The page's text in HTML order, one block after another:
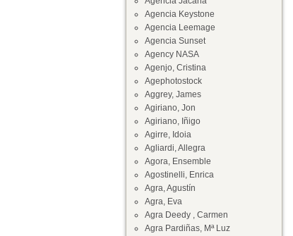
Agencia Keystone
Agencia Leemage
Agencia Sunset
Agency NASA
Agenjo, Cristina
Agephotostock
Aggrey, James
Agiriano, Jon
Agiriano, Iñigo
Agirre, Idoia
Agliardi, Allegra
Agora, Ensemble
Agostinelli, Enrica
Agra, Agustín
Agra, Eva
Agra Deedy , Carmen
Agra Pardiñas, Mª Luz